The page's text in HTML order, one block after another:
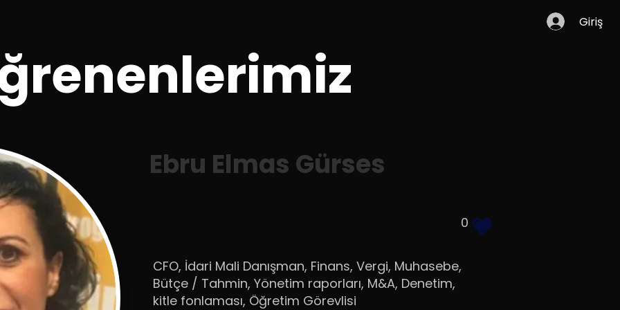
Giriş
Ebru Elmas Gürses
0
CFO, İdari Mali Danışman, Finans, Vergi, Muhasebe,
Bütçe / Tahmin, Yönetim raporları, M&A, Denetim,
kitle fonlaması, Öğretim Görevlisi